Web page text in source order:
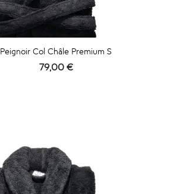
Peignoir Col Châle Premium S
Prix
79,00 €